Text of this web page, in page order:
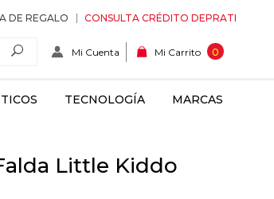
DE REGALO CONSULTA CRÉDITO DEPRATI
Mi Cuenta Mi Carrito 0
TECNOLOGÍA MARCAS
Little Kiddo